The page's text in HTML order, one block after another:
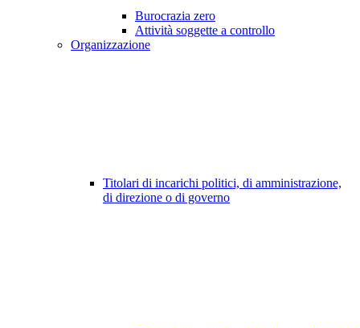
Burocrazia zero
Attività soggette a controllo
Organizzazione
Titolari di incarichi politici, di amministrazione,
di direzione o di governo